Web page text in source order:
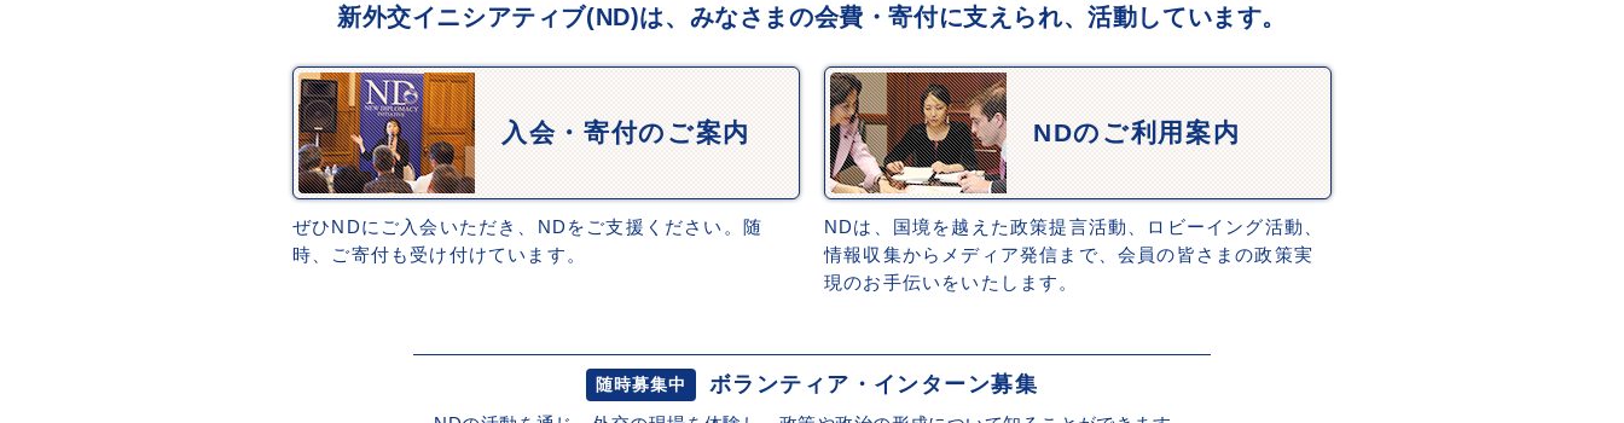
新外交イニシアティブ(ND)は、みなさまの会費・寄付に支えられ、活動しています。
入会・寄付のご案内
ぜひNDにご入会いただき、NDをご支援ください。随
時、ご寄付も受け付けています。
NDのご利用案内
NDは、国境を越えた政策提言活動、ロビーイング活動、
情報収集からメディア発信まで、会員の皆さまの政策実
現のお手伝いをいたします。
随時募集中 ボランティア・インターン募集